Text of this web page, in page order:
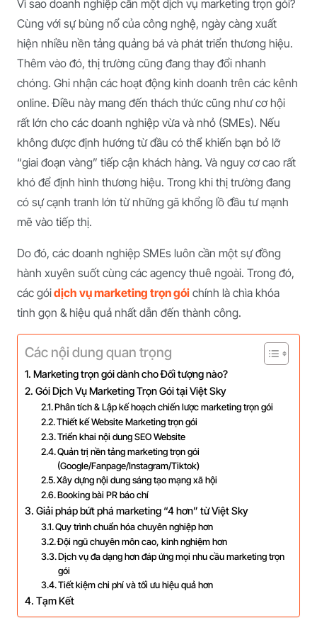
Vì sao doanh nghiệp cần một dịch vụ marketing trọn gói?
Cùng với sự bùng nổ của công nghệ, ngày càng xuất
hiện nhiều nền tảng quảng bá và phát triển thương hiệu.
Thêm vào đó, thị trường cũng đang thay đổi nhanh
chóng. Ghi nhận các hoạt động kinh doanh trên các kênh
online. Điều này mang đến thách thức cũng như cơ hội
rất lớn cho các doanh nghiệp vừa và nhỏ (SMEs). Nếu
không được định hướng từ đầu có thể khiến bạn bỏ lỡ
“giai đoạn vàng” tiếp cận khách hàng. Và nguy cơ cao rất
khó để định hình thương hiệu. Trong khi thị trường đang
có sự cạnh tranh lớn từ những gã khổng lồ đầu tư mạnh
mẽ vào tiếp thị.
Do đó, các doanh nghiệp SMEs luôn cần một sự đồng
hành xuyên suốt cùng các agency thuê ngoài. Trong đó,
các góidịch vụ marketing trọn gói chính là chìa khóa
tinh gọn & hiệu quả nhất dẫn đến thành công.
Các nội dung quan trọng
Marketing trọn gói dành cho Đối tượng nào?
Gói Dịch Vụ Marketing Trọn Gói tại Việt Sky
Phân tích & Lập kế hoạch chiến lược marketing trọn gói
Thiết kế Website Marketing trọn gói
Triển khai nội dung SEO Website
Quản trị nền tảng marketing trọn gói
(Google/Fanpage/Instagram/Tiktok)
Xây dựng nội dung sáng tạo mạng xã hội
Booking bài PR báo chí
Giải pháp bứt phá marketing “4 hơn” từ Việt Sky
Quy trình chuẩn hóa chuyên nghiệp hơn
Đội ngũ chuyên môn cao, kinh nghiệm hơn
Dịch vụ đa dạng hơn đáp ứng mọi nhu cầu marketing trọn
gói
Tiết kiệm chi phí và tối ưu hiệu quả hơn
Tạm Kết